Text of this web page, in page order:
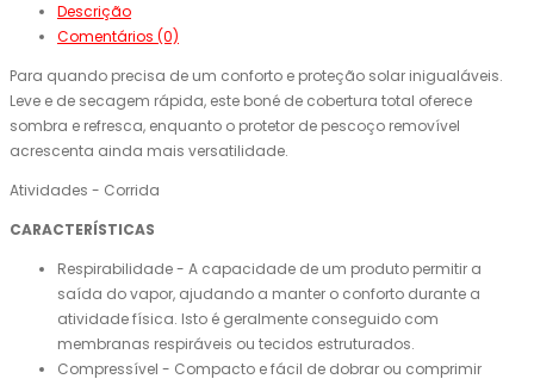
Descrição
Comentários (0)
Para quando precisa de um conforto e proteção solar inigualáveis.
Leve e de secagem rápida, este boné de cobertura total oferece
sombra e refresca, enquanto o protetor de pescoço removível
acrescenta ainda mais versatilidade.
Atividades - Corrida
CARACTERÍSTICAS
Respirabilidade - A capacidade de um produto permitir a
saída do vapor, ajudando a manter o conforto durante a
atividade física. Isto é geralmente conseguido com
membranas respiráveis ​​ou tecidos estruturados.
Compressível - Compacto e fácil de dobrar ou comprimir